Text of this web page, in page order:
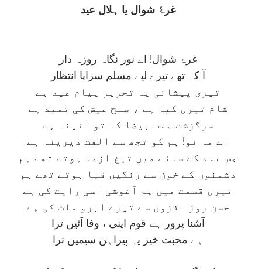
غرۂٔ شوال يا ہلال عيد
غرۂ شوال! اے نور نگاہ روزہ دار
آ کہ تھے تيرے ليے مسلم سراپا انتظار
تيری پيشانی پہ تحرير پيام عيد ہے
شام تيری کيا ہے ، صبح عيش کی تميد ہے
سرگزشت ملت بيضا کا تو آئينہ ہے
اے مہ نو! ہم کو تجھ سے الفت ديرينہ ہے
جس علم کے سائے ميں تيغ آزما ہوتے تھے ہم
دشمنوں کے خون سے رنگيں قبا ہوتے تھے ہم
تيری قسمت ميں ہم آغوشی اسی رايت کی ہے
حسن روز افزوں سے تيرے آبرو ملت کی ہے
آشنا پرور ہے قوم اپنی ، وفا آئيں ترا
ہے محبت خيز يہ پيراہن سيميں ترا